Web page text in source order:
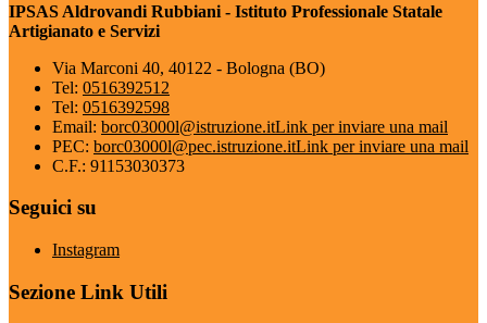
IPSAS Aldrovandi Rubbiani - Istituto Professionale Statale
Artigianato e Servizi
Via Marconi 40, 40122 - Bologna (BO)
Tel: 0516392512
Tel: 0516392598
Email: borc03000l@istruzione.itLink per inviare una mail
PEC: borc03000l@pec.istruzione.itLink per inviare una mail
C.F.: 91153030373
Seguici su
Instagram
Sezione Link Utili